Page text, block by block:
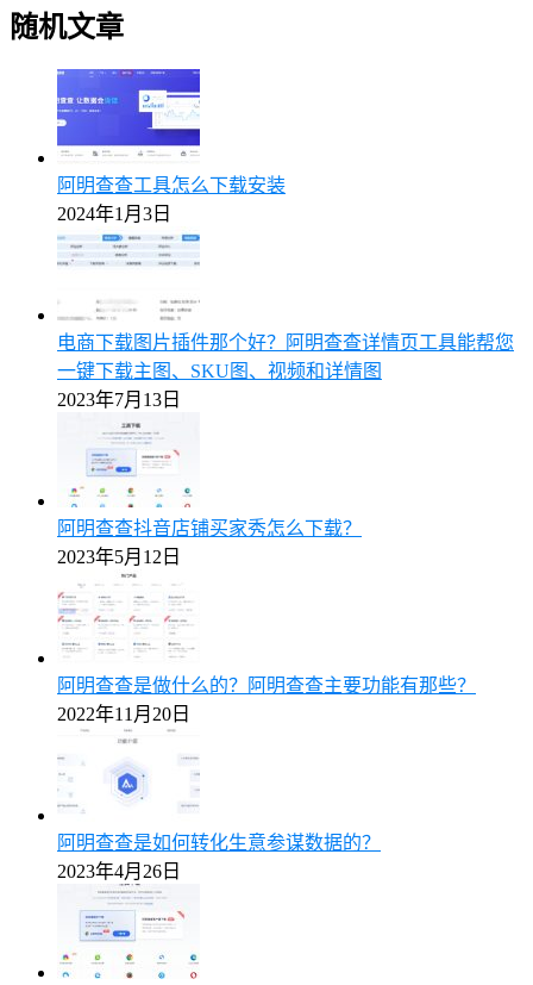
随机文章
阿明查查工具怎么下载安装
2024年1月3日
电商下载图片插件那个好？阿明查查详情页工具能帮您
一键下载主图、SKU图、视频和详情图
2023年7月13日
阿明查查抖音店铺买家秀怎么下载？
2023年5月12日
阿明查查是做什么的？阿明查查主要功能有那些？
2022年11月20日
阿明查查是如何转化生意参谋数据的？
2023年4月26日